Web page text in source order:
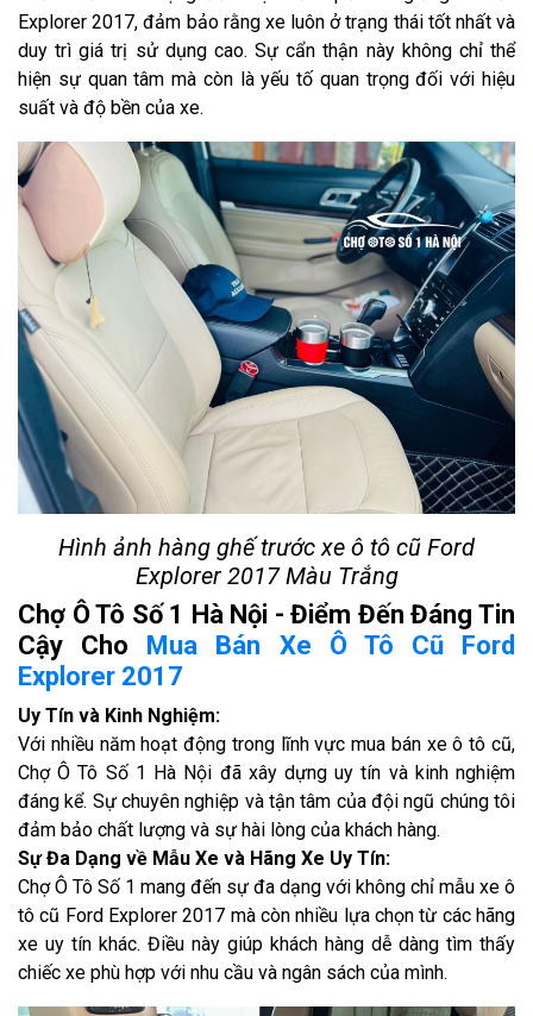
Explorer 2017, đảm bảo rằng xe luôn ở trạng thái tốt nhất và
duy trì giá trị sử dụng cao. Sự cẩn thận này không chỉ thể
hiện sự quan tâm mà còn là yếu tố quan trọng đối với hiệu
suất và độ bền của xe.
Hình ảnh hàng ghế trước xe ô tô cũ Ford
Explorer 2017 Màu Trắng
Chợ Ô Tô Số 1 Hà Nội - Điểm Đến Đáng Tin
Cậy Cho
Mua Bán Xe Ô Tô Cũ Ford
Explorer 2017
Uy Tín và Kinh Nghiệm:
Với nhiều năm hoạt động trong lĩnh vực mua bán xe ô tô cũ,
Chợ Ô Tô Số 1 Hà Nội đã xây dựng uy tín và kinh nghiệm
đáng kể. Sự chuyên nghiệp và tận tâm của đội ngũ chúng tôi
đảm bảo chất lượng và sự hài lòng của khách hàng.
Sự Đa Dạng về Mẫu Xe và Hãng Xe Uy Tín:
Chợ Ô Tô Số 1 mang đến sự đa dạng với không chỉ mẫu xe ô
tô cũ Ford Explorer 2017 mà còn nhiều lựa chọn từ các hãng
xe uy tín khác. Điều này giúp khách hàng dễ dàng tìm thấy
chiếc xe phù hợp với nhu cầu và ngân sách của mình.